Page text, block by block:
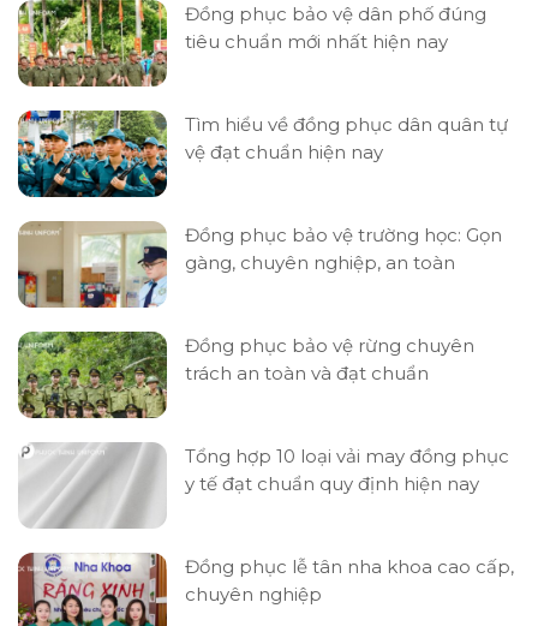
Đồng phục bảo vệ dân phố đúng
tiêu chuẩn mới nhất hiện nay
Tìm hiểu về đồng phục dân quân tự
vệ đạt chuẩn hiện nay
Đồng phục bảo vệ trường học: Gọn
gàng, chuyên nghiệp, an toàn
Đồng phục bảo vệ rừng chuyên
trách an toàn và đạt chuẩn
Tổng hợp 10 loại vải may đồng phục
y tế đạt chuẩn quy định hiện nay
Đồng phục lễ tân nha khoa cao cấp,
chuyên nghiệp